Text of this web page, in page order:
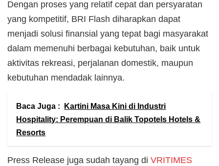
Dengan proses yang relatif cepat dan persyaratan
yang kompetitif, BRI Flash diharapkan dapat
menjadi solusi finansial yang tepat bagi masyarakat
dalam memenuhi berbagai kebutuhan, baik untuk
aktivitas rekreasi, perjalanan domestik, maupun
kebutuhan mendadak lainnya.
Baca Juga :
Kartini Masa Kini di Industri
Hospitality: Perempuan di Balik Topotels Hotels &
Resorts
Press Release juga sudah tayang di VRITIMES